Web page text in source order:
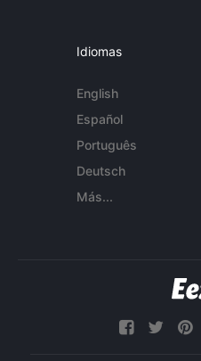
Idiomas
English
Español
Português
Deutsch
Más...